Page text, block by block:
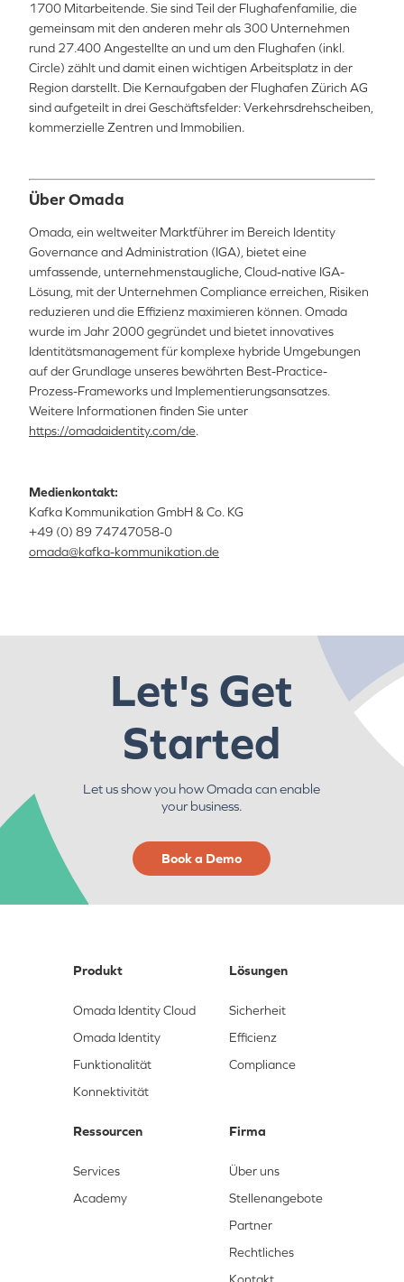
1700 Mitarbeitende. Sie sind Teil der Flughafenfamilie, die
gemeinsam mit den anderen mehr als 300 Unternehmen
rund 27.400 Angestellte an und um den Flughafen (inkl.
Circle) zählt und damit einen wichtigen Arbeitsplatz in der
Region darstellt. Die Kernaufgaben der Flughafen Zürich AG
sind aufgeteilt in drei Geschäftsfelder: Verkehrsdrehscheiben,
kommerzielle Zentren und Immobilien.
Über Omada
Omada, ein weltweiter Marktführer im Bereich Identity
Governance and Administration (IGA), bietet eine
umfassende, unternehmenstaugliche, Cloud-native IGA-
Lösung, mit der Unternehmen Compliance erreichen, Risiken
reduzieren und die Effizienz maximieren können. Omada
wurde im Jahr 2000 gegründet und bietet innovatives
Identitätsmanagement für komplexe hybride Umgebungen
auf der Grundlage unseres bewährten Best-Practice-
Prozess-Frameworks und Implementierungsansatzes.
Weitere Informationen finden Sie unter
https://omadaidentity.com/de.
Medienkontakt:
Kafka Kommunikation GmbH & Co. KG
+49 (0) 89 74747058-0
omada@kafka-kommunikation.de
Let's Get
Started
Let us show you how Omada can enable
your business.
Book a Demo
Produkt
Omada Identity Cloud
Omada Identity
Funktionalität
Konnektivität
Lösungen
Sicherheit
Efficienz
Compliance
Ressourcen
Services
Academy
Firma
Über uns
Stellenangebote
Partner
Rechtliches